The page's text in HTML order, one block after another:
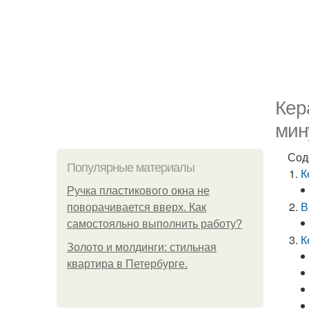
Популярные материалы
Ручка пластикового окна не
поворачивается вверх. Как
самостояльно выполнить работу?
Золото и молдинги: стильная
квартира в Петербурге.